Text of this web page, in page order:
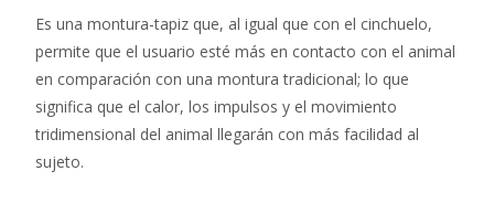
Es una montura-tapiz que, al igual que con el cinchuelo,
permite que el usuario esté más en contacto con el animal
en comparación con una montura tradicional; lo que
significa que el calor, los impulsos y el movimiento
tridimensional del animal llegarán con más facilidad al
sujeto.